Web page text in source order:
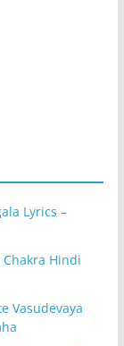
Lyrics –
Chakra Hindi
Vasudevaya